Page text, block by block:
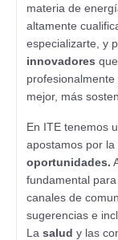
materia de
altamente
especializarte, y
innovadores
mejor, más
En ITE tenemos
apostamos por la
oportunidades.
fundamental
canales de
sugerencias e
La salud y las